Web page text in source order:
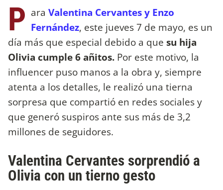
P ara Valentina Cervantes y Enzo
Fernández, este jueves 7 de mayo, es un
día más que especial debido a que su hija
Olivia cumple 6 añitos. Por este motivo, la
influencer puso manos a la obra y, siempre
atenta a los detalles, le realizó una tierna
sorpresa que compartió en redes sociales y
que generó suspiros ante sus más de 3,2
millones de seguidores.
Valentina Cervantes sorprendió a
Olivia con un tierno gesto